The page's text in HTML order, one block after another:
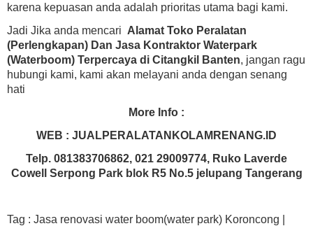
karena kepuasan anda adalah prioritas utama bagi kami.
Jadi Jika anda mencari Alamat Toko Peralatan
(Perlengkapan) Dan Jasa Kontraktor Waterpark
(Waterboom) Terpercaya di Citangkil Banten, jangan ragu
hubungi kami, kami akan melayani anda dengan senang
hati
More Info :
WEB : JUALPERALATANKOLAMRENANG.ID
Telp. 081383706862, 021 29009774, Ruko Laverde
Cowell Serpong Park blok R5 No.5 jelupang Tangerang
Tag : Jasa renovasi water boom(water park) Koroncong |